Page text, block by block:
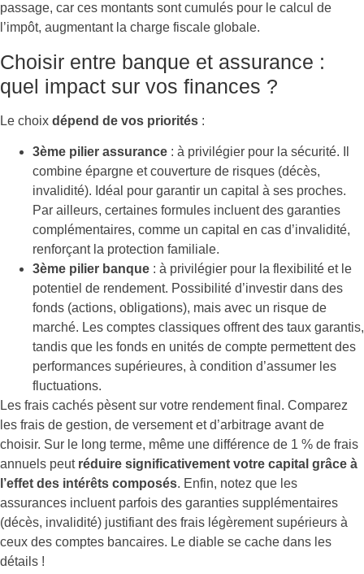
passage, car ces montants sont cumulés pour le calcul de
l’impôt, augmentant la charge fiscale globale.
Choisir entre banque et assurance :
quel impact sur vos finances ?
Le choix dépend de vos priorités :
3ème pilier assurance : à privilégier pour la sécurité. Il
combine épargne et couverture de risques (décès,
invalidité). Idéal pour garantir un capital à ses proches.
Par ailleurs, certaines formules incluent des garanties
complémentaires, comme un capital en cas d’invalidité,
renforçant la protection familiale.
3ème pilier banque : à privilégier pour la flexibilité et le
potentiel de rendement. Possibilité d’investir dans des
fonds (actions, obligations), mais avec un risque de
marché. Les comptes classiques offrent des taux garantis,
tandis que les fonds en unités de compte permettent des
performances supérieures, à condition d’assumer les
fluctuations.
Les frais cachés pèsent sur votre rendement final. Comparez
les frais de gestion, de versement et d’arbitrage avant de
choisir. Sur le long terme, même une différence de 1 % de frais
annuels peut réduire significativement votre capital grâce à
l’effet des intérêts composés. Enfin, notez que les
assurances incluent parfois des garanties supplémentaires
(décès, invalidité) justifiant des frais légèrement supérieurs à
ceux des comptes bancaires. Le diable se cache dans les
détails !